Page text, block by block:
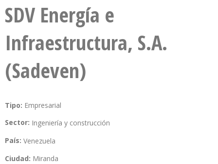
SDV Energía e
Infraestructura, S.A.
(Sadeven)
Tipo: Empresarial
Sector: Ingeniería y construcción
País: Venezuela
Ciudad: Miranda